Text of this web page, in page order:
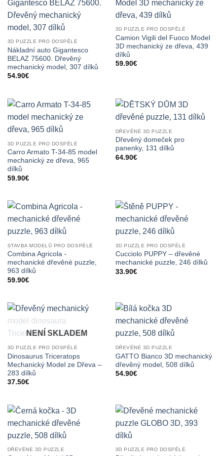
3D PUZZLE PRO DOSPĚLÉ
Nákladní auto Gigantesco
BELAZ 75600. Dřevěný
mechanický model, 307 dílků
54.90€
3D PUZZLE PRO DOSPĚLÉ
Camion Vigili del Fuoco Model
3D mechanický ze dřeva, 439
dílků
59.90€
3D PUZZLE PRO DOSPĚLÉ
Carro Armato T-34-85 model
mechanický ze dřeva, 965
dílků
59.90€
DŘEVĚNÉ 3D PUZZLE
Dřevěný domeček pro
panenky, 131 dílků
64.90€
STAVBA MODELŮ PRO DOSPĚLÉ
Combina Agricola -
mechanické dřevěné puzzle,
963 dílků
59.90€
3D PUZZLE PRO DOSPĚLÉ
Cucciolo PUPPY – dřevěné
mechanické puzzle, 246 dílků
33.90€
NENÍ SKLADEM
3D PUZZLE PRO DOSPĚLÉ
Dinosaurus Triceratops
Mechanický Model ze Dřeva –
283 dílků
37.50€
DŘEVĚNÉ 3D PUZZLE
GATTO Bianco 3D mechanický
dřevěný model, 508 dílků
54.90€
DŘEVĚNÉ 3D PUZZLE 3D PUZZLE PRO DOSPĚLÉ